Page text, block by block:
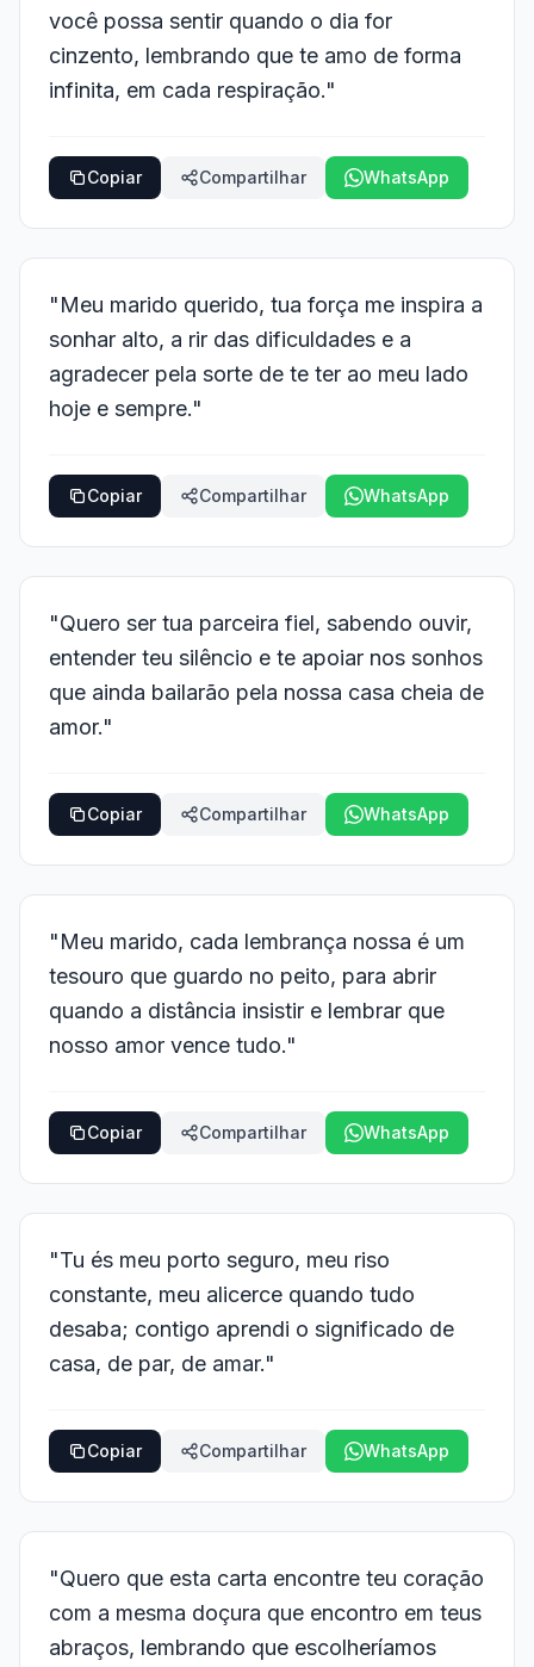
você possa sentir quando o dia for
cinzento, lembrando que te amo de forma
infinita, em cada respiração."
Copiar Compartilhar WhatsApp
"Meu marido querido, tua força me inspira a
sonhar alto, a rir das dificuldades e a
agradecer pela sorte de te ter ao meu lado
hoje e sempre."
Copiar Compartilhar WhatsApp
"Quero ser tua parceira fiel, sabendo ouvir,
entender teu silêncio e te apoiar nos sonhos
que ainda bailarão pela nossa casa cheia de
amor."
Copiar Compartilhar WhatsApp
"Meu marido, cada lembrança nossa é um
tesouro que guardo no peito, para abrir
quando a distância insistir e lembrar que
nosso amor vence tudo."
Copiar Compartilhar WhatsApp
"Tu és meu porto seguro, meu riso
constante, meu alicerce quando tudo
desaba; contigo aprendi o significado de
casa, de par, de amar."
Copiar Compartilhar WhatsApp
"Quero que esta carta encontre teu coração
com a mesma doçura que encontro em teus
abraços, lembrando que escolheríamos